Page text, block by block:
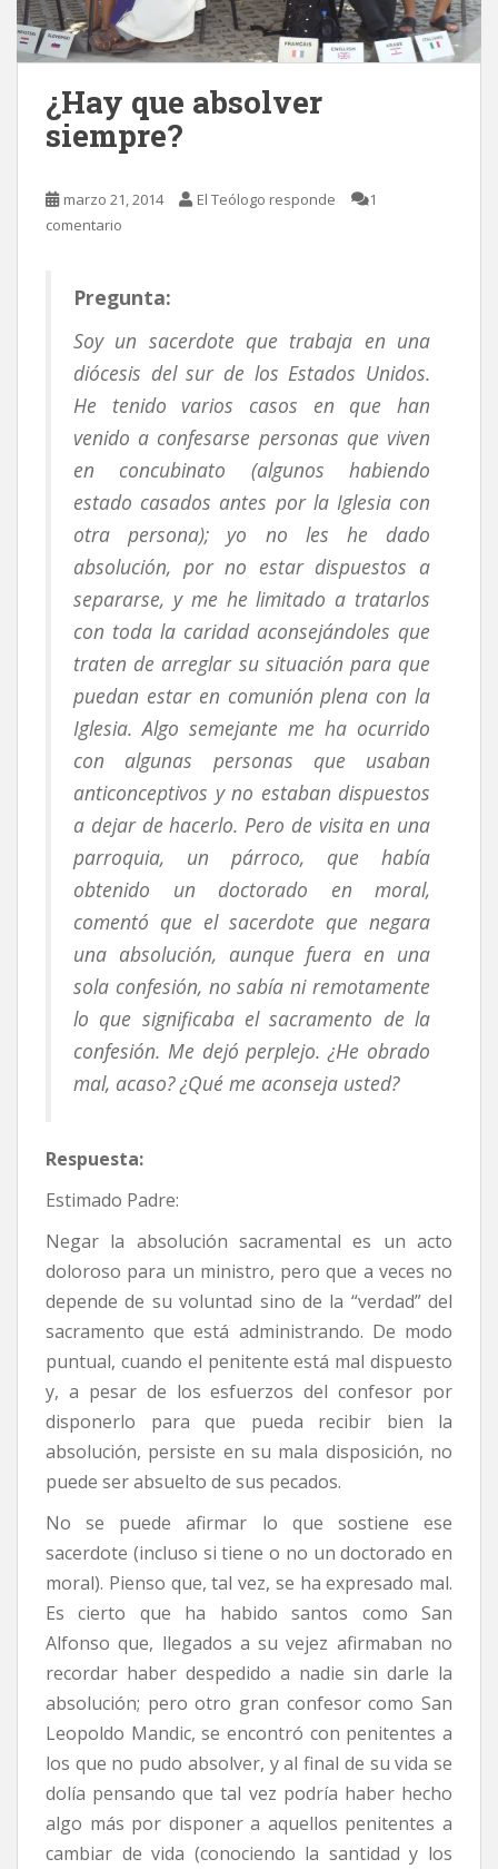
¿Hay que absolver
siempre?
marzo 21, 2014 El Teólogo responde
1
comentario
Pregunta:
Soy un sacerdote que trabaja en una
diócesis del sur de los Estados Unidos.
He tenido varios casos en que han
venido a confesarse personas que viven
en concubinato (algunos habiendo
estado casados antes por la Iglesia con
otra persona); yo no les he dado
absolución, por no estar dispuestos a
separarse, y me he limitado a tratarlos
con toda la caridad aconsejándoles que
traten de arreglar su situación para que
puedan estar en comunión plena con la
Iglesia. Algo semejante me ha ocurrido
con algunas personas que usaban
anticonceptivos y no estaban dispuestos
a dejar de hacerlo. Pero de visita en una
parroquia, un párroco, que había
obtenido un doctorado en moral,
comentó que el sacerdote que negara
una absolución, aunque fuera en una
sola confesión, no sabía ni remotamente
lo que significaba el sacramento de la
confesión. Me dejó perplejo. ¿He obrado
mal, acaso?¿Qué me aconseja usted?
Respuesta:
Estimado Padre:
Negar la absolución sacramental es un acto
doloroso para un ministro, pero que a veces no
depende de su voluntad sino de la “verdad” del
sacramento que está administrando. De modo
puntual, cuando el penitente está mal dispuesto
y, a pesar de los esfuerzos del confesor por
disponerlo para que pueda recibir bien la
absolución, persiste en su mala disposición, no
puede ser absuelto de sus pecados.
No se puede afirmar lo que sostiene ese
sacerdote (incluso si tiene o no un doctorado en
moral). Pienso que, tal vez, se ha expresado mal.
Es cierto que ha habido santos como San
Alfonso que, llegados a su vejez afirmaban no
recordar haber despedido a nadie sin darle la
absolución; pero otro gran confesor como San
Leopoldo Mandic, se encontró con penitentes a
los que no pudo absolver, y al final de su vida se
dolía pensando que tal vez podría haber hecho
algo más por disponer a aquellos penitentes a
cambiar de vida (conociendo la santidad y los